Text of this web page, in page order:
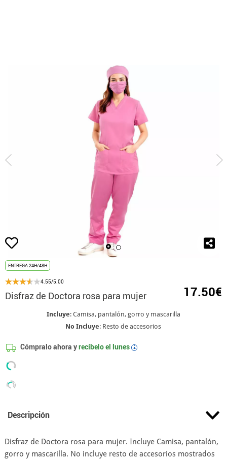
ENTREGA 24H/48H
4.55/5.00
Disfraz de Doctora rosa para mujer 17.50€
Incluye: Camisa, pantalón, gorro y mascarilla
No Incluye: Resto de accesorios
Cómpralo ahora yrecíbelo el lunes i
Descripción
Disfraz de Doctora rosa para mujer. Incluye Camisa, pantalón,
gorro y mascarilla. No incluye resto de accesorios mostrados